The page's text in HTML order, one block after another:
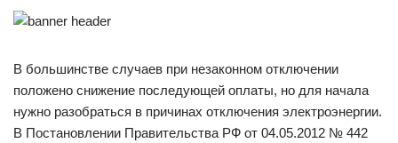
В большинстве случаев при незаконном отключении
положено снижение последующей оплаты, но для начала
нужно разобраться в причинах отключения электроэнергии.
В Постановлении Правительства РФ от 04.05.2012 № 442